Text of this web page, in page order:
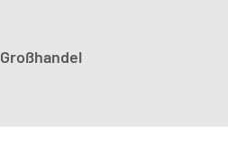
Großhandel